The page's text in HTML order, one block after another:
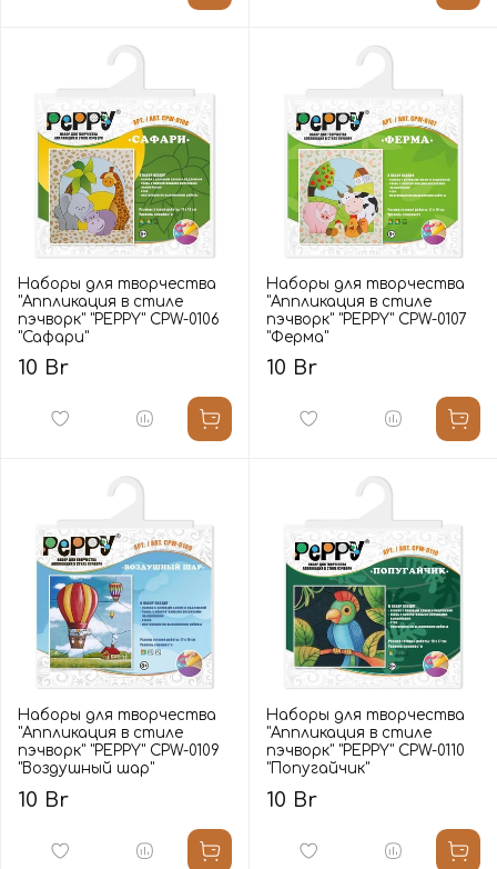
Наборы для творчества
"Аппликация в стиле
пэчворк" "PEPPY" CPW-0106
"Сафари"
10 Br
Наборы для творчества
"Аппликация в стиле
пэчворк" "PEPPY" CPW-0107
"Ферма"
10 Br
Наборы для творчества
"Аппликация в стиле
пэчворк" "PEPPY" CPW-0109
"Воздушный шар"
10 Br
Наборы для творчества
"Аппликация в стиле
пэчворк" "PEPPY" CPW-0110
"Попугайчик"
10 Br